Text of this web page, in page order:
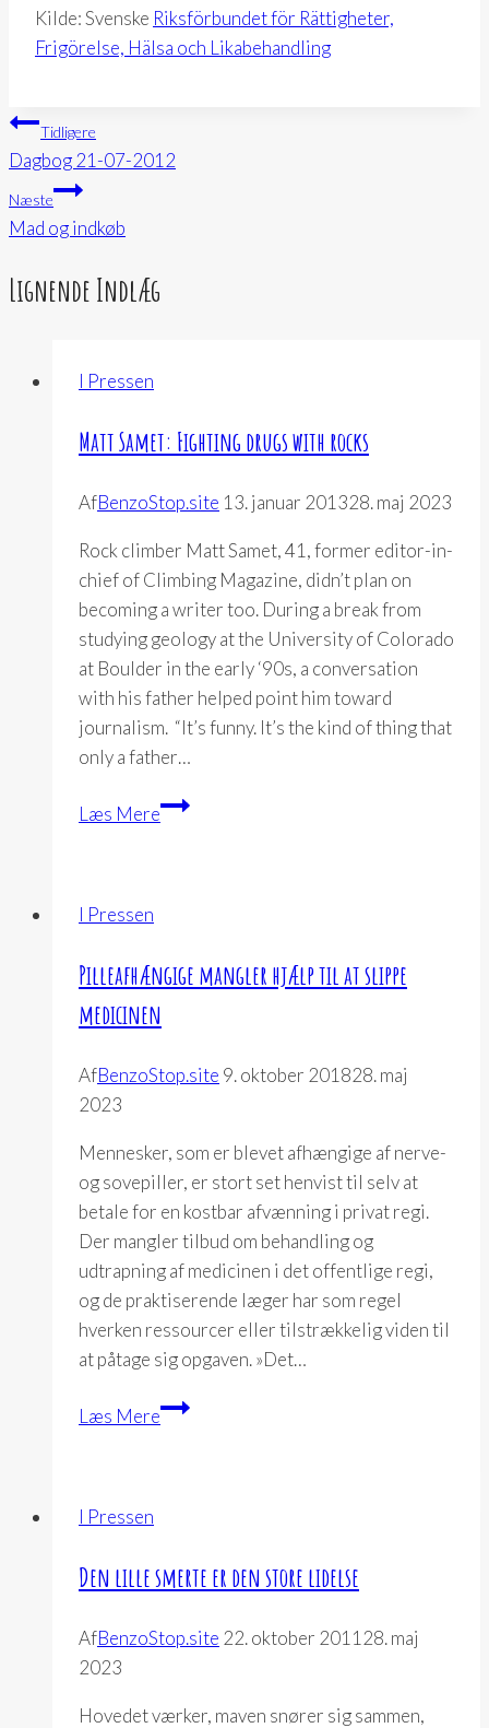
Kilde: Svenske Riksförbundet för Rättigheter,
Frigörelse, Hälsa och Likabehandling
Indlægsnavigation
Tidligere
Dagbog 21-07-2012
Næste
Mad og indkøb
Lignende Indlæg
I Pressen
Matt Samet: Fighting drugs with rocks
AfBenzoStop.site 13. januar 201328. maj 2023
Rock climber Matt Samet, 41, former editor-in-
chief of Climbing Magazine, didn’t plan on
becoming a writer too. During a break from
studying geology at the University of Colorado
at Boulder in the early ‘90s, a conversation
with his father helped point him toward
journalism. “It’s funny. It’s the kind of thing that
only a father…
Læs MereMatt
I Pressen
Pilleafhængige mangler hjælp til at slippe
medicinen
AfBenzoStop.site 9. oktober 201828. maj
2023
Mennesker, som er blevet afhængige af nerve-
og sovepiller, er stort set henvist til selv at
betale for en kostbar afvænning i privat regi.
Der mangler tilbud om behandling og
udtrapning af medicinen i det offentlige regi,
og de praktiserende læger har som regel
hverken ressourcer eller tilstrækkelig viden til
at påtage sig opgaven. »Det…
Læs MerePilleafhængige
medicinen
I Pressen
Den lille smerte er den store lidelse
AfBenzoStop.site 22. oktober 2011 28. maj
2023
Hovedet værker, maven snører sig sammen,